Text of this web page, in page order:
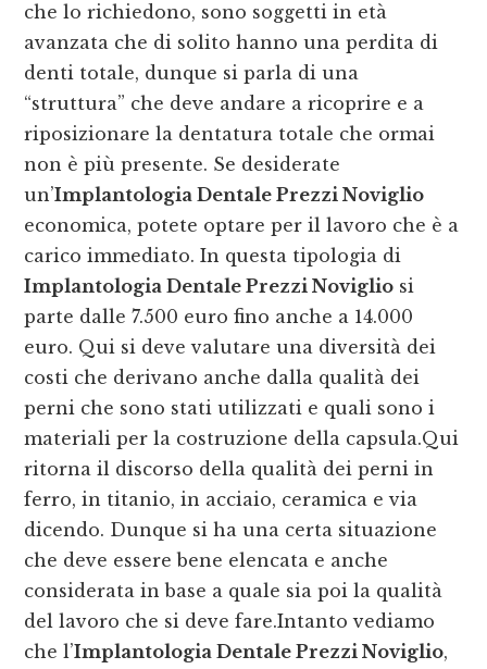
che lo richiedono, sono soggetti in età
avanzata che di solito hanno una perdita di
denti totale, dunque si parla di una
“struttura” che deve andare a ricoprire e a
riposizionare la dentatura totale che ormai
non è più presente. Se desiderate
un’Implantologia Dentale Prezzi Noviglio
economica, potete optare per il lavoro che è a
carico immediato. In questa tipologia di
Implantologia Dentale Prezzi Noviglio si
parte dalle 7.500 euro fino anche a 14.000
euro. Qui si deve valutare una diversità dei
costi che derivano anche dalla qualità dei
perni che sono stati utilizzati e quali sono i
materiali per la costruzione della capsula.Qui
ritorna il discorso della qualità dei perni in
ferro, in titanio, in acciaio, ceramica e via
dicendo. Dunque si ha una certa situazione
che deve essere bene elencata e anche
considerata in base a quale sia poi la qualità
del lavoro che si deve fare.Intanto vediamo
che l’Implantologia Dentale Prezzi Noviglio,